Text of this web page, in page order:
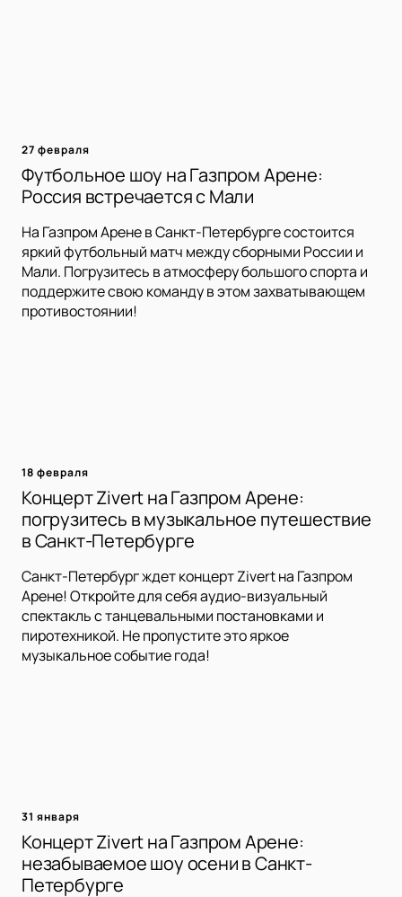
27 февраля
Футбольное шоу на Газпром Арене:
Россия встречается с Мали
На Газпром Арене в Санкт-Петербурге состоится
яркий футбольный матч между сборными России и
Мали. Погрузитесь в атмосферу большого спорта и
поддержите свою команду в этом захватывающем
противостоянии!
18 февраля
Концерт Zivert на Газпром Арене:
погрузитесь в музыкальное путешествие
в Санкт-Петербурге
Санкт-Петербург ждет концерт Zivert на Газпром
Арене! Откройте для себя аудио-визуальный
спектакль с танцевальными постановками и
пиротехникой. Не пропустите это яркое
музыкальное событие года!
31 января
Концерт Zivert на Газпром Арене:
незабываемое шоу осени в Санкт-
Петербурге